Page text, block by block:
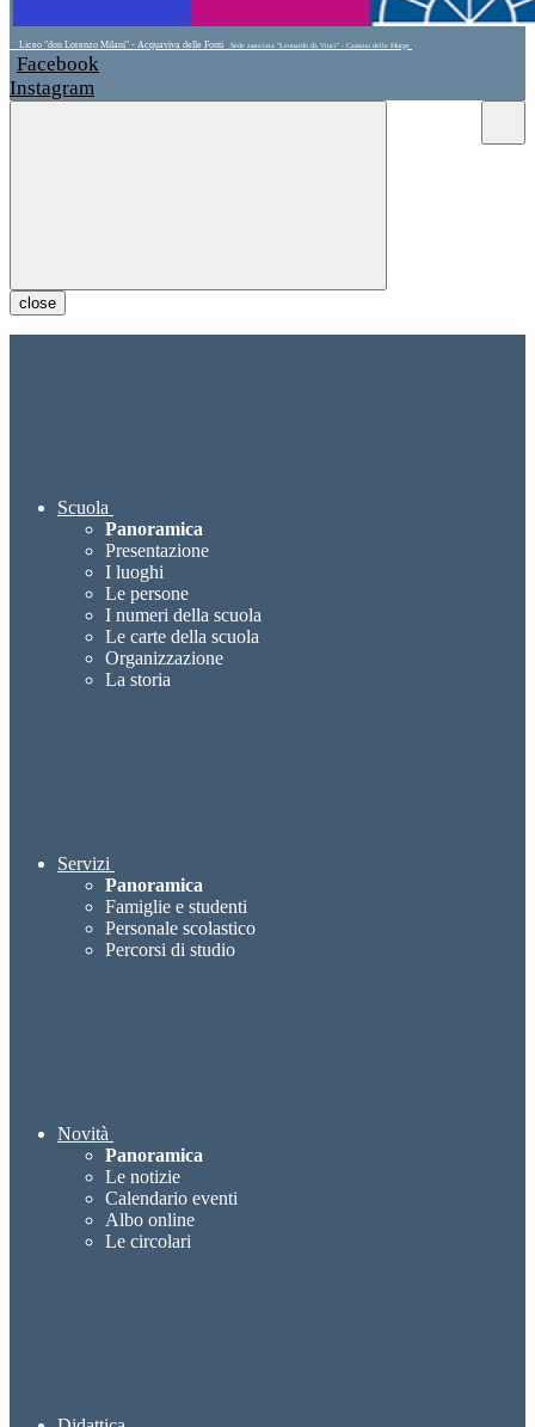
Liceo "don Lorenzo Milani" - Acquaviva delle Fonti Sede associata "Leonardo da Vinci" - Cassano delle Murge
Facebook
Instagram
close
Scuola
Panoramica
Presentazione
I luoghi
Le persone
I numeri della scuola
Le carte della scuola
Organizzazione
La storia
Servizi
Panoramica
Famiglie e studenti
Personale scolastico
Percorsi di studio
Novità
Panoramica
Le notizie
Calendario eventi
Albo online
Le circolari